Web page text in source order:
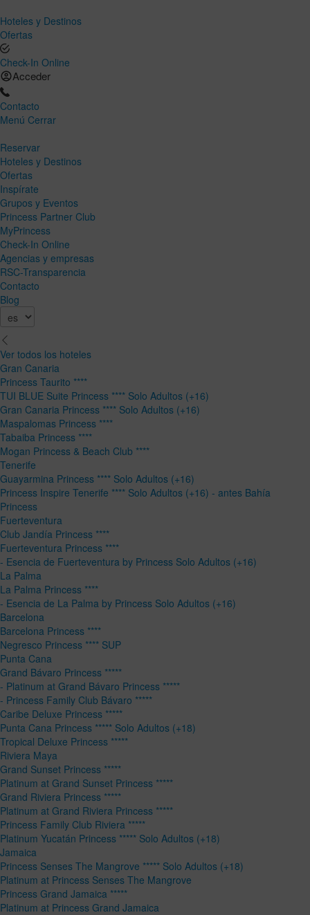
Hoteles y Destinos
Ofertas
Check-In Online
Acceder
Contacto
Menú Cerrar
Reservar
Hoteles y Destinos
Ofertas
Inspírate
Grupos y Eventos
Princess Partner Club
MyPrincess
Check-In Online
Agencias y empresas
RSC-Transparencia
Contacto
Blog
Ver todos los hoteles
Gran Canaria
Princess Taurito ****
TUI BLUE Suite Princess **** Solo Adultos (+16)
Gran Canaria Princess **** Solo Adultos (+16)
Maspalomas Princess ****
Tabaiba Princess ****
Mogan Princess & Beach Club ****
Tenerife
Guayarmina Princess **** Solo Adultos (+16)
Princess Inspire Tenerife **** Solo Adultos (+16) - antes Bahía
Princess
Fuerteventura
Club Jandía Princess ****
Fuerteventura Princess ****
- Esencia de Fuerteventura by Princess Solo Adultos (+16)
La Palma
La Palma Princess ****
- Esencia de La Palma by Princess Solo Adultos (+16)
Barcelona
Barcelona Princess ****
Negresco Princess **** SUP
Punta Cana
Grand Bávaro Princess *****
- Platinum at Grand Bávaro Princess *****
- Princess Family Club Bávaro *****
Caribe Deluxe Princess *****
Punta Cana Princess ***** Solo Adultos (+18)
Tropical Deluxe Princess *****
Riviera Maya
Grand Sunset Princess *****
Platinum at Grand Sunset Princess *****
Grand Riviera Princess *****
Platinum at Grand Riviera Princess *****
Princess Family Club Riviera *****
Platinum Yucatán Princess ***** Solo Adultos (+18)
Jamaica
Princess Senses The Mangrove ***** Solo Adultos (+18)
Platinum at Princess Senses The Mangrove
Princess Grand Jamaica *****
Platinum at Princess Grand Jamaica